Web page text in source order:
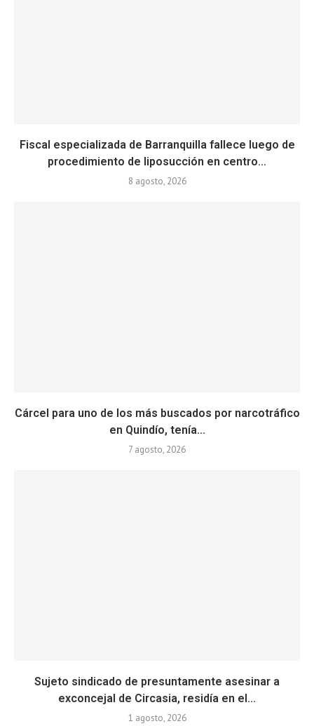
Fiscal especializada de Barranquilla fallece luego de
procedimiento de liposucción en centro...
8 agosto, 2026
Cárcel para uno de los más buscados por narcotráfico
en Quindío, tenía...
7 agosto, 2026
Sujeto sindicado de presuntamente asesinar a
exconcejal de Circasia, residía en el...
1 agosto, 2026